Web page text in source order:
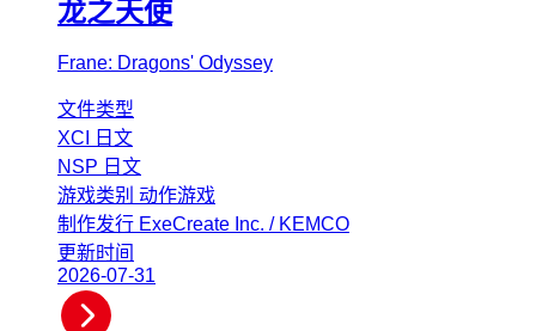
龙之天使
Frane: Dragons' Odyssey
文件类型
XCI
日文
NSP 日文
游戏类别 动作游戏
制作发行 ExeCreate Inc. / KEMCO
更新时间
2026-07-31